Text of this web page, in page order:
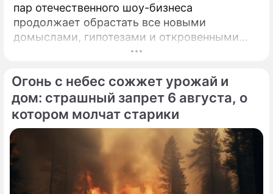
пар отечественного шоу-бизнеса
продолжает обрастать все новыми
домыслами, гипотезами и откровенными
сплетнями. Когда Федор Бондарчук и его
официально расторгли брак,
общественность удовлетворилась вполне
нейтральным объяснением.
Огонь с небес сожжет урожай и
дом: страшный запрет 6 августа, о
котором молчат старики